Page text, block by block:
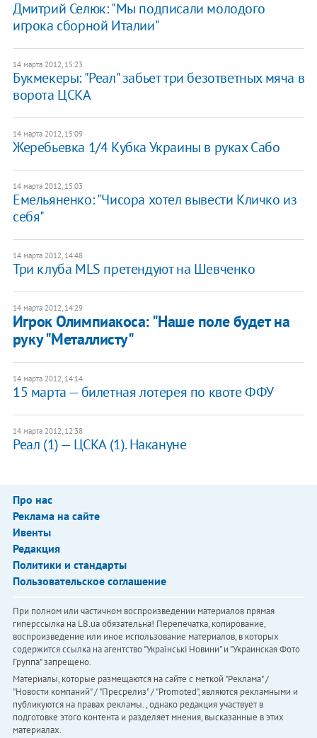
Дмитрий Селюк: "Мы подписали молодого
игрока сборной Италии"
14 марта 2012, 15:23
Букмекеры: "Реал" забьет три безответных мяча в
ворота ЦСКА
14 марта 2012, 15:09
Жеребьевка 1/4 Кубка Украины в руках Сабо
14 марта 2012, 15:03
Емельяненко: "Чисора хотел вывести Кличко из
себя"
14 марта 2012, 14:48
Три клуба MLS претендуют на Шевченко
14 марта 2012, 14:29
​​Игрок Олимпиакоса: "Наше поле будет на
руку "Металлисту"
14 марта 2012, 14:14
15 марта — билетная лотерея по квоте ФФУ
14 марта 2012, 12:38
Реал (1) — ЦСКА (1). Накануне
Про нас
Реклама на сайте
Ивенты
Редакция
Политики и стандарты
Пользовательское соглашение
При полном или частичном воспроизведении материалов прямая
гиперссылка на LB.ua обязательна! Перепечатка, копирование,
воспроизведение или иное использование материалов, в которых
содержится ссылка на агентство "Українськi Новини" и "Украинская Фото
Группа" запрещено.
Материалы, которые размещаются на сайте с меткой "Реклама" /
"Новости компаний" / "Пресрелиз" / "Promoted", являются рекламными и
публикуются на правах рекламы. , однако редакция участвует в
подготовке этого контента и разделяет мнения, высказанные в этих
материалах.